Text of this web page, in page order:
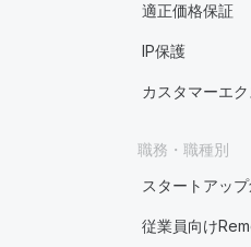
適正価格保証
IP保護
カスタマーエ
職務・職種別
スタートアッ
従業員向け